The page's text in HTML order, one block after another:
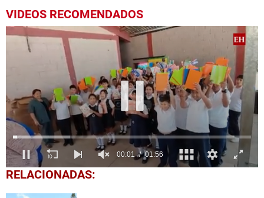
VIDEOS RECOMENDADOS
0
seconds
RELACIONADAS: